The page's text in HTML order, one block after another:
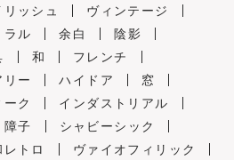
リッシュ
ヴィンテージ
ラル 余白
陰影
和
フレンチ
リー ハイドア
窓
ク
インダストリアル
障子
シャビーシック
レトロ ヴァイオフィリック